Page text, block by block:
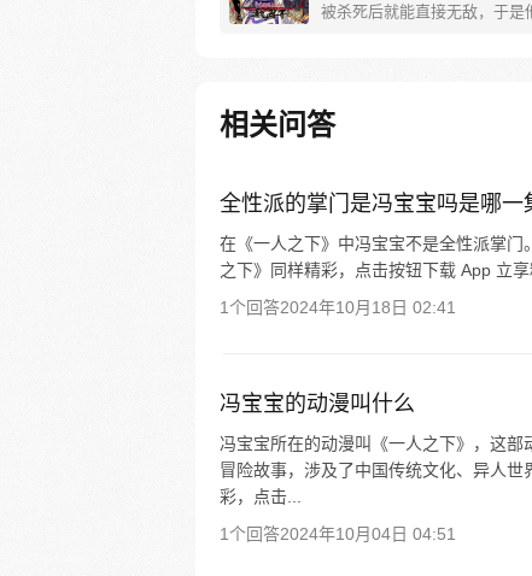
被杀死后就能直接无敌，于是
淋头，狗皇帝竟发誓护他一世
替天煞孤星女神捕撑腰，神捕
想死，怎么就这么难呢？
相关问答
全性派的掌门是冯宝宝吗是哪一
在《一人之下》中冯宝宝不是全性派掌
之下》同样精彩，点击按钮下载 App 立享
1个回答2024年10月18日 02:41
冯宝宝的动漫叫什么
冯宝宝所在的动漫叫《一人之下》，这
冒险故事，涉及了中国传统文化、异人
彩，点击...
1个回答2024年10月04日 04:51